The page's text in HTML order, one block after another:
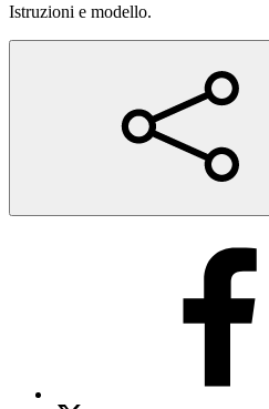
Istruzioni e modello.